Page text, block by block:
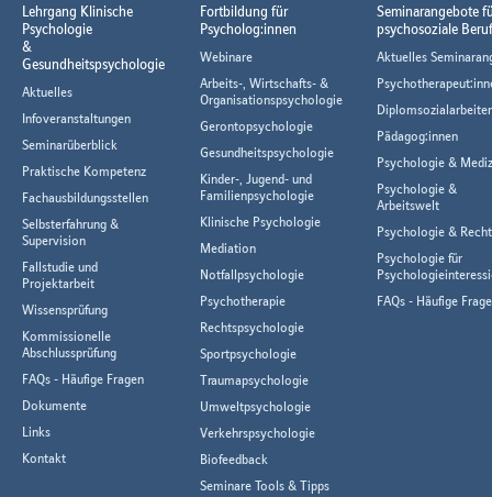
Lehrgang Klinische
Psychologie
&
Gesundheitspsychologie
Aktuelles
Infoveranstaltungen
Seminarüberblick
Praktische Kompetenz
Fachausbildungsstellen
Selbsterfahrung &
Supervision
Fallstudie und
Projektarbeit
Wissensprüfung
Kommissionelle
Abschlussprüfung
FAQs - Häufige Fragen
Dokumente
Links
Kontakt
Fortbildung für
Psycholog:innen
Webinare
Arbeits-, Wirtschafts- &
Organisationspsychologie
Gerontopsychologie
Gesundheitspsychologie
Kinder-, Jugend- und
Familienpsychologie
Klinische Psychologie
Mediation
Notfallpsychologie
Psychotherapie
Rechtspsychologie
Sportpsychologie
Traumapsychologie
Umweltpsychologie
Verkehrspsychologie
Biofeedback
Seminare Tools & Tipps
Seminarangebote
psychosoziale
Aktuelles
Pädagog:innen
Psychologie &
Psychologie &
Arbeitswelt
Psychologie & Recht
Psychologie für
FAQs - Häufige